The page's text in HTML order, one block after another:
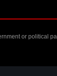
or political